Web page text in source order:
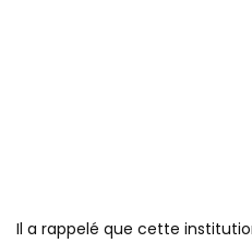
Il a rappelé que cette